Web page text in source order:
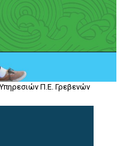
Π.Ε. Γρεβενών